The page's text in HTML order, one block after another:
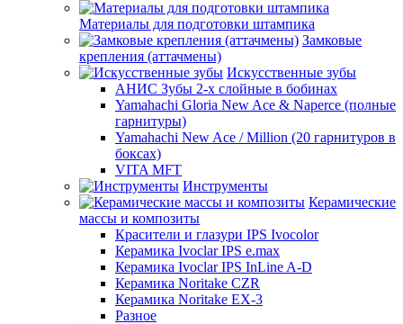
Материалы для подготовки штампика
Замковые
крепления (аттачмены)
Искусственные зубы
АНИС Зубы 2-х слойные в бобинах
Yamahachi Gloria New Ace & Naperce (полные
гарнитуры)
Yamahachi New Ace / Million (20 гарнитуров в
боксах)
VITA MFT
Инструменты
Керамические
массы и композиты
Красители и глазури IPS Ivocolor
Керамика Ivoclar IPS e.max
Керамика Ivoclar IPS InLine A-D
Керамика Noritake CZR
Керамика Noritake EX-3
Разное